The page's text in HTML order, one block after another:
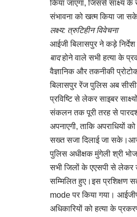
किया जाएगा, जिससे साक्ष्य
संभावना को खत्म किया जा
लक्ष्य: त्रुटिहीन विवेचना
आईजी बिलासपुर ने कड़े निर्देश
बादहोने वाले सभी हत्या के
वैज्ञानिक और तकनीकी
बिलासपुर रेंज पुलिस अब
प्रविष्टि से लेकर साइबर
संकलन तक पूरी तरह से
अपनाएगी, ताकि
सख्त सजा दिलाई जा
पुलिस अधीक्षक मुंगेली श्री
सभी जिलों के एएसपी से लेकर
सम्मिलित हुए।इस प्रशिक्षण
mode पर किया गया।
अधिकारियों को हत्या के